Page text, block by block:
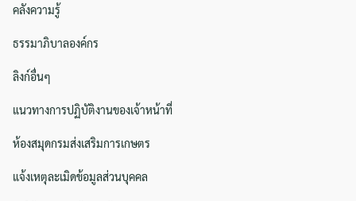
คลังความรู้
ธรรมาภิบาลองค์กร
ลิงก์อื่นๆ
แนวทางการปฏิบัติงานของเจ้าหน้าที่
ห้องสมุดกรมส่งเสริมการเกษตร
แจ้งเหตุละเมิดข้อมูลส่วนบุคคล